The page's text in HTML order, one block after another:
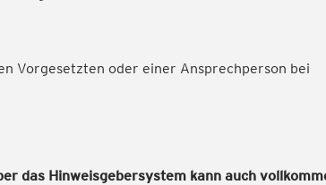
Vorgesetzten oder einer Ansprechperson bei
das Hinweisgebersystem kann auch